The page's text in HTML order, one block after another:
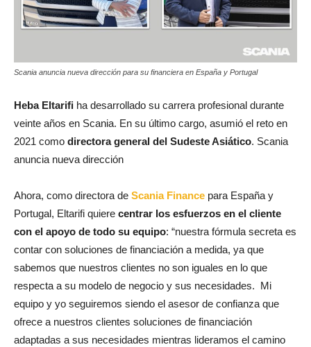
Scania anuncia nueva dirección para su financiera en España y Portugal
Heba Eltarifi ha desarrollado su carrera profesional durante
veinte años en Scania. En su último cargo, asumió el reto en
2021 como directora general del Sudeste Asiático. Scania
anuncia nueva dirección
Ahora, como directora de Scania Finance para España y
Portugal, Eltarifi quiere centrar los esfuerzos en el cliente
con el apoyo de todo su equipo: “nuestra fórmula secreta es
contar con soluciones de financiación a medida, ya que
sabemos que nuestros clientes no son iguales en lo que
respecta a su modelo de negocio y sus necesidades. Mi
equipo y yo seguiremos siendo el asesor de confianza que
ofrece a nuestros clientes soluciones de financiación
adaptadas a sus necesidades mientras lideramos el camino